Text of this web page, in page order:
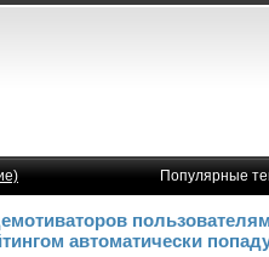
Популярные
автоматически